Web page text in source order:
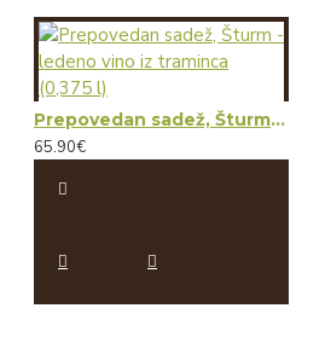
Prepovedan sadež, Šturm - ledeno vino iz traminca (0,375 l)
65.90€